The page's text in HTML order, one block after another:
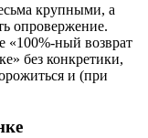
крупными, а
опровержение.
«100%-ный возврат
без конкретики,
и (при